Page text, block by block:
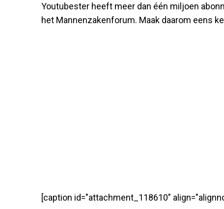
Youtubester heeft meer dan één miljoen
het Mannenzakenforum. Maak daarom eens
[caption id="attachment_118610"